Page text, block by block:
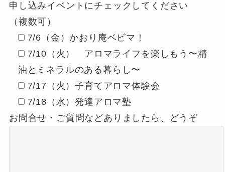
申し込みイベントにチェックしてください
（複数可）
7/6（金）かおり庵ベビマ！
7/10（火） アロマライフを楽しもう〜精
油とミネラルのある暮らし〜
7/17（火）子育てアロマ体験会
7/18（水）発達アロマ塾
お問合せ・ご質問などありましたら、どうぞ